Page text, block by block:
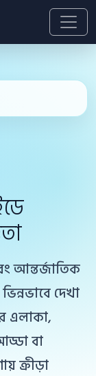
আন্তর্জাতিক
দেখা
এলাকা,
বা
ক্রীড়া